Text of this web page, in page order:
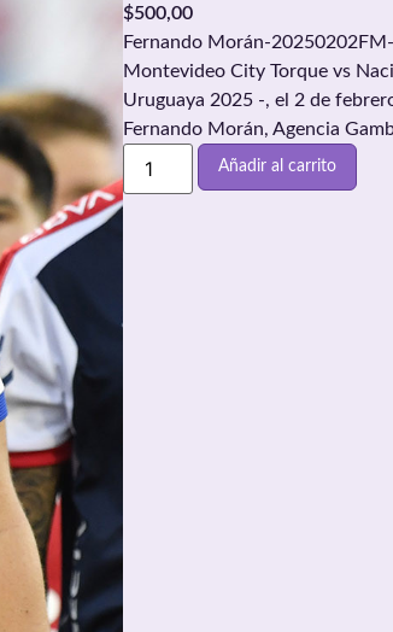
$500,00
Fernando Morán-
Montevideo City Torque vs
Uruguaya 2025 -, el 2 de
Fernando Morán, Agencia
Añadir al carrito